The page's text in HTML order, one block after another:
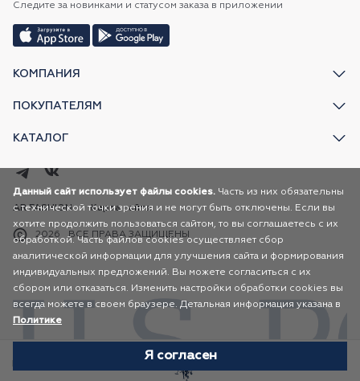
КОМПАНИЯ
ПОКУПАТЕЛЯМ
КАТАЛОГ
Следите за новинками и статусом заказа в приложении
2026 ВСЕ ПРАВА ЗАЩИЩЕНЫ
AR FASHION Карта сайта
Данный сайт использует файлы cookies. Часть из них обязательны
с технической точки зрения и не могут быть отключены. Если вы
хотите продолжить пользоваться сайтом, то вы соглашаетесь с их
обработкой. Часть файлов cookies осуществляет сбор
аналитической информации для улучшения сайта и формирования
индивидуальных предложений. Вы можете согласиться с их
сбором или отказаться. Изменить настройки обработки cookies вы
всегда можете в своем браузере. Детальная информация указана в
Политике
Я согласен